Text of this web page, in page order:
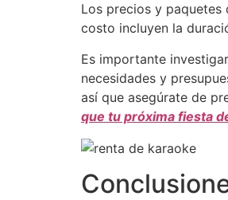
Los precios y paquetes
costo incluyen la
Es importante
necesidades y
así que asegúrate de
que tu próxima fiesta